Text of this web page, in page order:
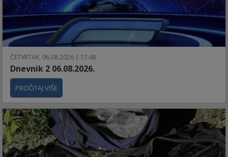
ČETVRTAK, 06.08.2026 | 17:48
Dnevnik 2 06.08.2026.
PROČITAJ VIŠE